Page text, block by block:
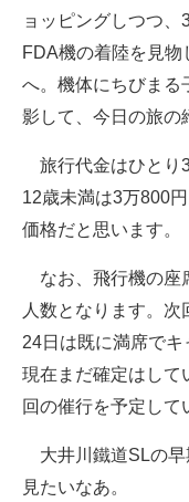
ョッピングしつつ
FDA機の着陸を見物
へ。機体にちびまる
影して、今日の旅の
旅行代金はひとり
12歳未満は3万800
価格だと思います。
なお、飛行機の座
人数となります。
24日は既に満席で
現在まだ確定はして
回の催行を予定して
大井川鐵道SLの早
見たいなあ。